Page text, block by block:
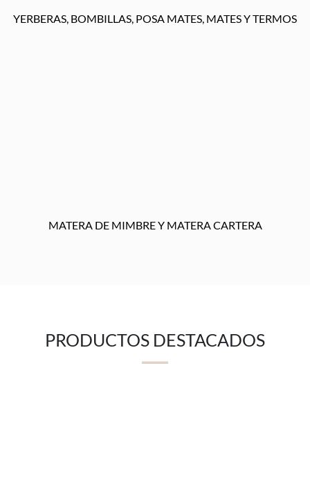
YERBERAS, BOMBILLAS, POSA MATES, MATES Y TERMOS
MATERA DE MIMBRE Y MATERA CARTERA
PRODUCTOS DESTACADOS